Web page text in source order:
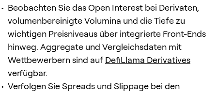
Beobachten Sie das Open Interest bei Derivaten,
volumenbereinigte Volumina und die Tiefe zu
wichtigen Preisniveaus über integrierte Front-Ends
hinweg. Aggregate und Vergleichsdaten mit
Wettbewerbern sind auf DefiLlama Derivatives
verfügbar.
Verfolgen Sie Spreads und Slippage bei den